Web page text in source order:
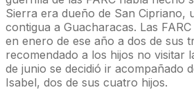
Sierra era dueño de San Cipriano,
contigua a Guacharacas. Las
en enero de ese año a dos de sus
recomendado a los hijos no visitar
de junio se decidió ir acompañado
Isabel, dos de sus cuatro hijos.